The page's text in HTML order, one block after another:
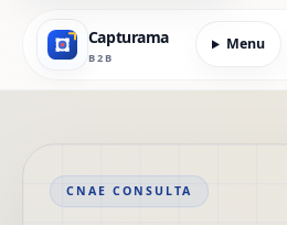
Capturama
B2B
Menu
CNAE CONSULTA